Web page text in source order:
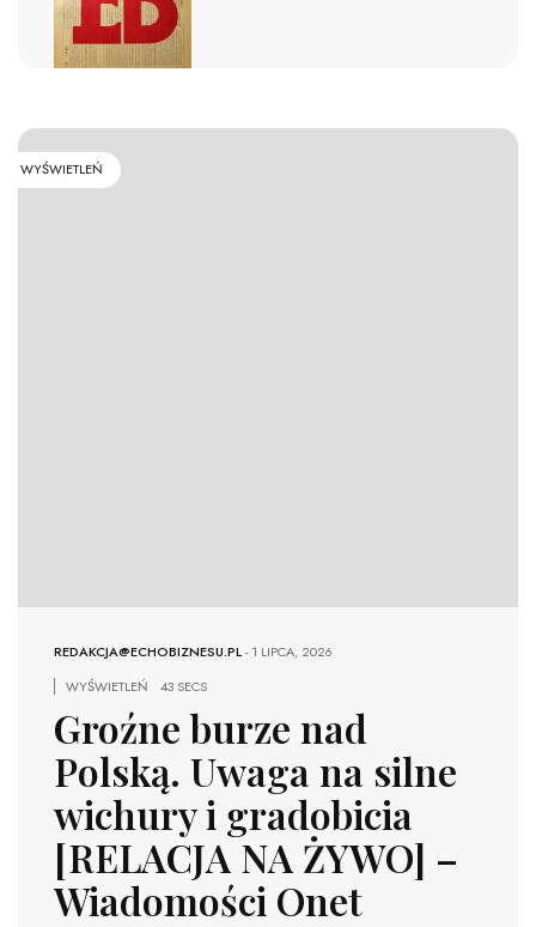
WYŚWIETLEŃ
REDAKCJA@ECHOBIZNESU.PL-1 LIPCA, 2026
WYŚWIETLEŃ
43 SECS
Groźne burze nad
Polską. Uwaga na silne
wichury i gradobicia
[RELACJA NA ŻYWO] –
Wiadomości Onet